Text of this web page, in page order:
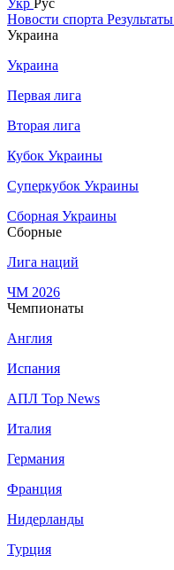
Укр Рус
Новости спорта Результаты
Украина
Украина
Первая лига
Вторая лига
Кубок Украины
Суперкубок Украины
Сборная Украины
Сборные
Лига наций
ЧМ 2026
Чемпионаты
Англия
Испания
АПЛ Top News
Италия
Германия
Франция
Нидерланды
Турция